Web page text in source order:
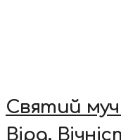
Святий
Віра,